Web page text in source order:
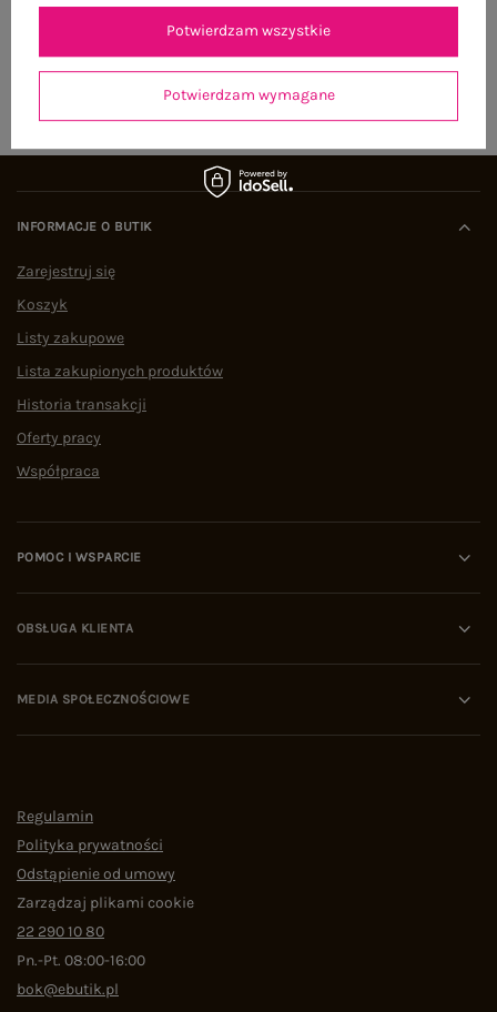
pierwsze zamówienie
INFORMACJE O BUTIK
Zarejestruj się
Koszyk
Listy zakupowe
Lista zakupionych produktów
Historia transakcji
Oferty pracy
Współpraca
POMOC I WSPARCIE
OBSŁUGA KLIENTA
MEDIA SPOŁECZNOŚCIOWE
Regulamin
Polityka prywatności
Odstąpienie od umowy
Zarządzaj plikami cookie
22 290 10 80
Pn.-Pt. 08:00-16:00
bok@ebutik.pl
Potwierdzam wymagane
Potwierdzam wszystkie